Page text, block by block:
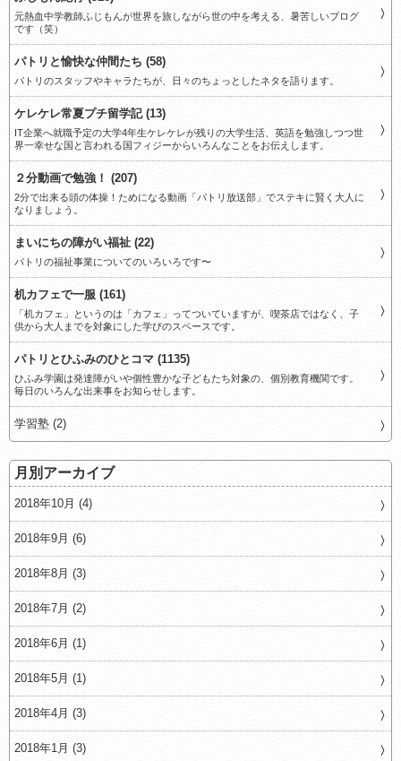
元熱血中学教師ふじもんが世界を旅しながら世の中を考える、暑苦しいブログ
です（笑）
パトリと愉快な仲間たち (58)
パトリのスタッフやキャラたちが、日々のちょっとしたネタを語ります。
ケレケレ常夏プチ留学記 (13)
IT企業へ就職予定の大学4年生ケレケレが残りの大学生活、英語を勉強しつつ世
界一幸せな国と言われる国フィジーからいろんなことをお伝えします。
２分動画で勉強！ (207)
2分で出来る頭の体操！ためになる動画「パトリ放送部」でステキに賢く大人に
なりましょう。
まいにちの障がい福祉 (22)
パトリの福祉事業についてのいろいろです〜
机カフェで一服 (161)
「机カフェ」というのは「カフェ」ってついていますが、喫茶店ではなく、子
供から大人までを対象にした学びのスペースです。
パトリとひふみのひとコマ (1135)
ひふみ学園は発達障がいや個性豊かな子どもたち対象の、個別教育機関です。
毎日のいろんな出来事をお知らせします。
学習塾 (2)
月別アーカイブ
2018年10月 (4)
2018年9月 (6)
2018年8月 (3)
2018年7月 (2)
2018年6月 (1)
2018年5月 (1)
2018年4月 (3)
2018年1月 (3)